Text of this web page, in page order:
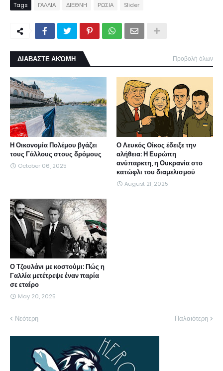
Tags ΓΑΛΛΙΑ ΔΙΕΘΝΗ ΡΩΣΙΑ Slider
ΔΙΑΒΑΣΤΕ ΑΚΌΜΗ Προβολή όλων
Η Οικονομία Πολέμου βγάζει
τους Γάλλους στους δρόμους
October 06, 2025
Ο Λευκός Οίκος έδειξε την
αλήθεια: Η Ευρώπη
ανύπαρκτη, η Ουκρανία στο
κατώφλι του διαμελισμού
August 21, 2025
Ο Τζουλάνι με κοστούμι: Πώς η
Γαλλία μετέτρεψε έναν παρία
σε εταίρο
May 20, 2025
Νεότερη Παλαιότερη